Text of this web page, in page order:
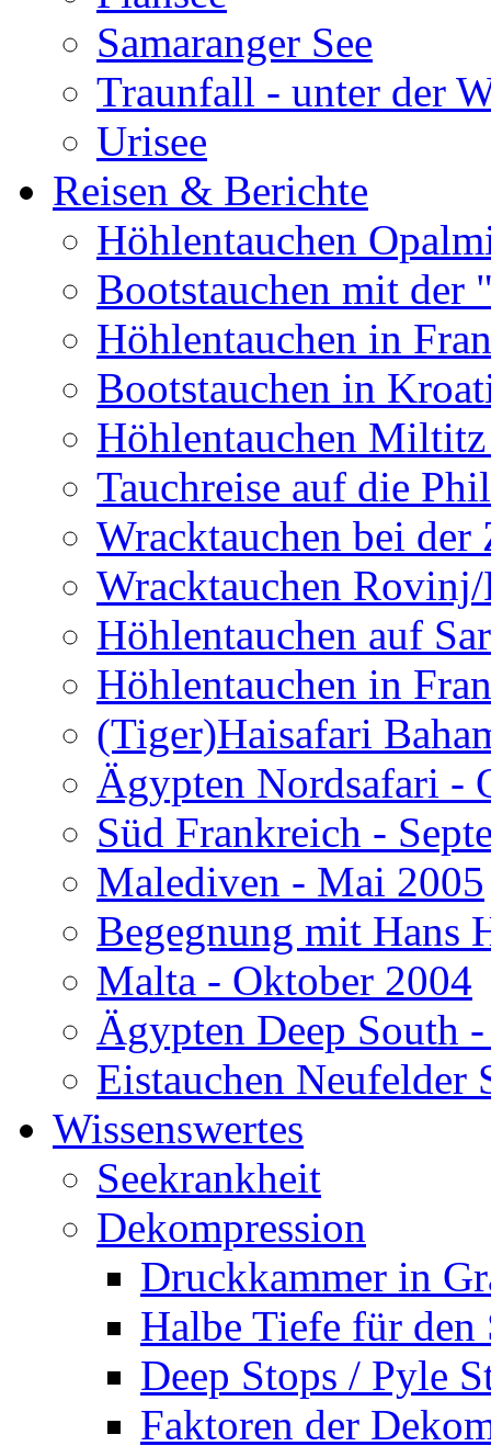
Samaranger See
Traunfall - unter der
Urisee
Reisen & Berichte
Höhlentauchen
Bootstauchen mit
Höhlentauchen in
Bootstauchen in
Höhlentauchen
Tauchreise auf die
Wracktauchen bei der
Wracktauchen
Höhlentauchen auf
Höhlentauchen in
(Tiger)Haisafari
Ägypten Nordsafari -
Süd Frankreich -
Malediven - Mai 2005
Begegnung mit Hans
Malta - Oktober 2004
Ägypten Deep South
Eistauchen Neufelder
Wissenswertes
Seekrankheit
Dekompression
Druckkammer in
Halbe Tiefe für den
Deep Stops / Pyle
Faktoren der